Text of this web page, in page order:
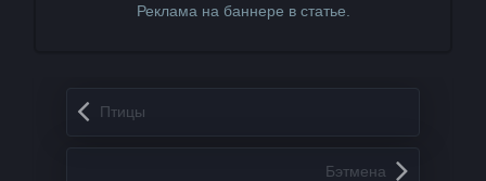
Реклама на баннере в статье.
Запись навигация
Птицы
Бэтмена